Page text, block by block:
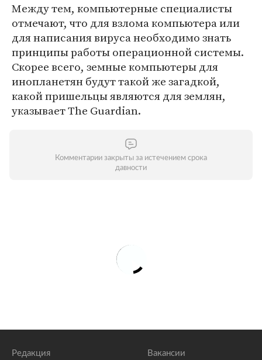
Между тем, компьютерные специалисты
отмечают, что для взлома компьютера или
для написания вируса необходимо знать
принципы работы операционной системы.
Скорее всего, земные компьютеры для
инопланетян будут такой же загадкой,
какой пришельцы являются для землян,
указывает The Guardian.
Комментарии закрыты за истечением срока
давности
Редакция Вакансии